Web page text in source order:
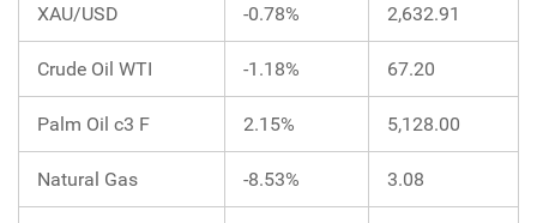
XAU/USD -0.78% 2,632.91
Crude Oil WTI -1.18% 67.20
Palm Oil c3 F 2.15% 5,128.00
Natural Gas -8.53% 3.08